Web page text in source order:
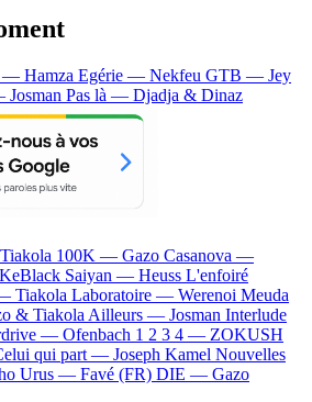
Hamza Egérie — Nekfeu GTB — Jey
Pas là — Djadja & Dinaz
100K — Gazo Casanova —
KeBlack Saiyan — Heuss L'enfoiré
Tiakola Laboratoire — Werenoi Meuda
& Tiakola Ailleurs — Josman Interlude
— Ofenbach 1 2 3 4 — ZOKUSH
qui part — Joseph Kamel Nouvelles
Urus — Favé (FR) DIE — Gazo